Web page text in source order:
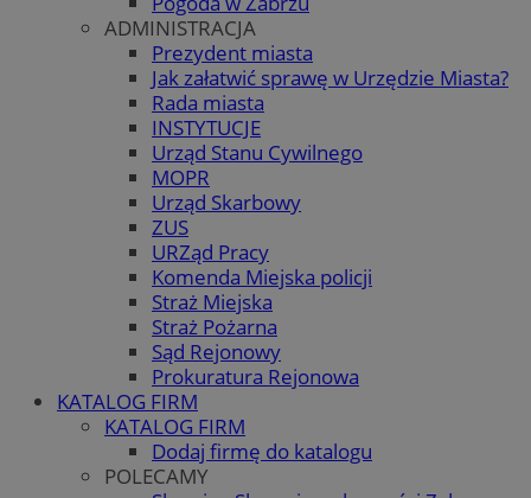
ADMINISTRACJA
Prezydent miasta
Jak załatwić sprawę w Urzędzie Miasta?
Rada miasta
INSTYTUCJE
Urząd Stanu Cywilnego
MOPR
Urząd Skarbowy
ZUS
URZąd Pracy
Komenda Miejska policji
Straż Miejska
Straż Pożarna
Sąd Rejonowy
Prokuratura Rejonowa
KATALOG FIRM
KATALOG FIRM
Dodaj firmę do katalogu
POLECAMY